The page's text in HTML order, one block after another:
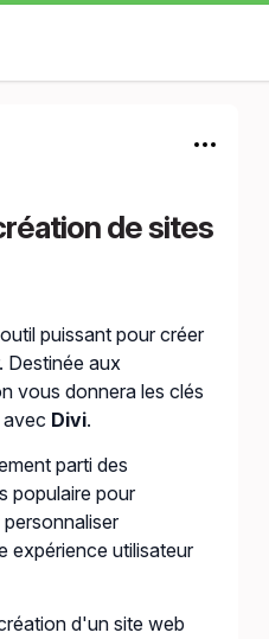
de sites
puissant pour créer
Destinée aux
vous donnera les clés
Divi.
parti des
populaire pour
expérience utilisateur
d'un site web